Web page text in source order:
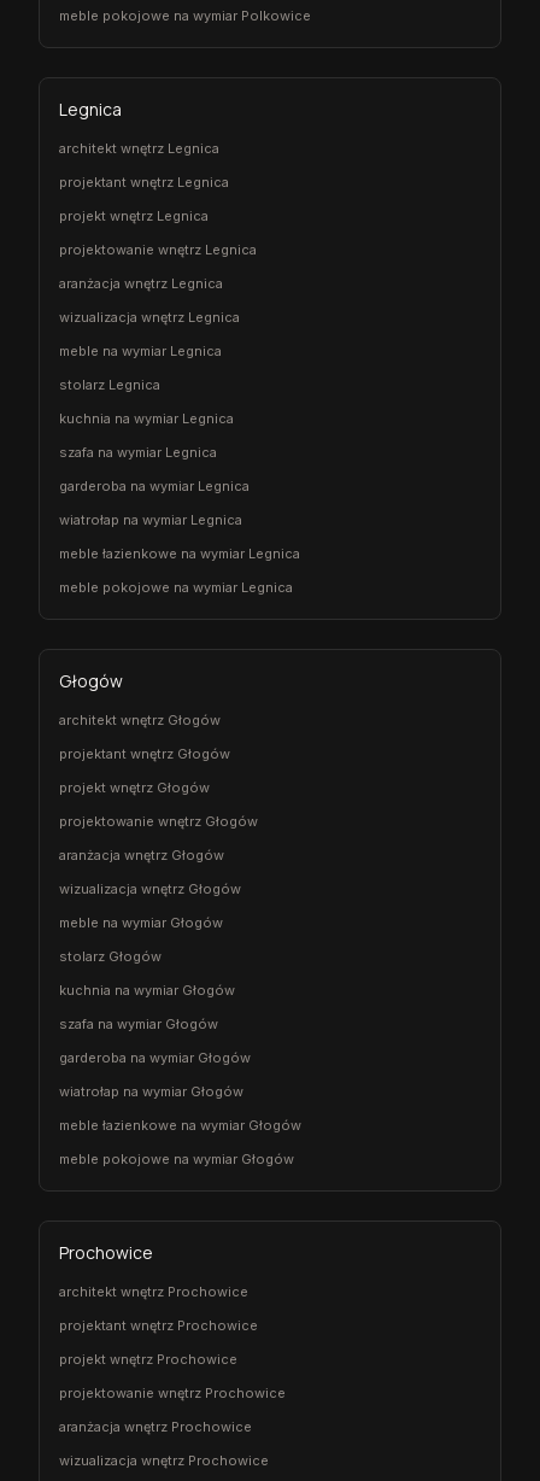
meble pokojowe na wymiar Polkowice
Legnica
architekt wnętrz Legnica
projektant wnętrz Legnica
projekt wnętrz Legnica
projektowanie wnętrz Legnica
aranżacja wnętrz Legnica
wizualizacja wnętrz Legnica
meble na wymiar Legnica
stolarz Legnica
kuchnia na wymiar Legnica
szafa na wymiar Legnica
garderoba na wymiar Legnica
wiatrołap na wymiar Legnica
meble łazienkowe na wymiar Legnica
meble pokojowe na wymiar Legnica
Głogów
architekt wnętrz Głogów
projektant wnętrz Głogów
projekt wnętrz Głogów
projektowanie wnętrz Głogów
aranżacja wnętrz Głogów
wizualizacja wnętrz Głogów
meble na wymiar Głogów
stolarz Głogów
kuchnia na wymiar Głogów
szafa na wymiar Głogów
garderoba na wymiar Głogów
wiatrołap na wymiar Głogów
meble łazienkowe na wymiar Głogów
meble pokojowe na wymiar Głogów
Prochowice
architekt wnętrz Prochowice
projektant wnętrz Prochowice
projekt wnętrz Prochowice
projektowanie wnętrz Prochowice
aranżacja wnętrz Prochowice
wizualizacja wnętrz Prochowice